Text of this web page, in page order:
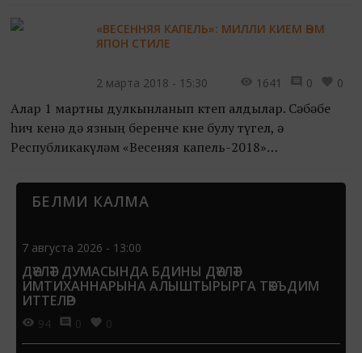
конкурс...
«ВЕСЕННЯЯ КАПЕЛЬ»: МИЛЛИ КИЕМ ҺӘМ
ЯПОН СТИЛЕ
2 марта 2018 - 15:30 1641 0 0
Алар 1 мартны дулкынланып көтеп алдылар. Сәбәбе
һич кенә дә язның беренче көне булу түгел, ә
Республикакүләм «Весеняя капель-2018»
Татарстан Республикасының 8...
БЕЛМИ КАЛМА
7 августа 2026 - 13:00
ДӘҮЛӘТ ДУМАСЫНДА БДИНЫ ДӘҮЛӘТ
ИМТИХАННАРЫНА АЛЫШТЫРЫРГА ТӘКЪДИМ
ИТТЕЛӘР
94 0 0